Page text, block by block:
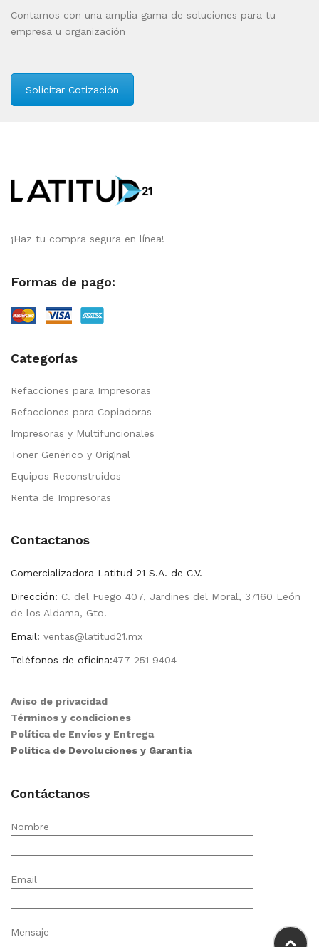
Contamos con una amplia gama de soluciones para tu
empresa u organización
Solicitar Cotización
¡Haz tu compra segura en línea!
Formas de pago:
Categorías
Refacciones para Impresoras
Refacciones para Copiadoras
Impresoras y Multifuncionales
Toner Genérico y Original
Equipos Reconstruidos
Renta de Impresoras
Contactanos
Comercializadora Latitud 21 S.A. de C.V.
Dirección: C. del Fuego 407, Jardines del Moral, 37160 León
de los Aldama, Gto.
Email: ventas@latitud21.mx
Teléfonos de oficina:477 251 9404
Aviso de privacidad
Términos y condiciones
Política de Envíos y Entrega
Política de Devoluciones y Garantía
Contáctanos
Nombre
Email
Mensaje